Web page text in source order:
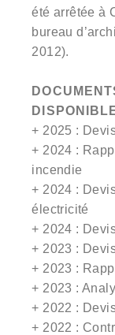
été arrêtée à
bureau
2012).
+ 2025 :
+ 2024 :
incendie
+ 2024 :
électricité
+ 2024 :
+ 2023 :
+ 2023 :
+ 2023 :
+ 2022 :
+ 2022 :